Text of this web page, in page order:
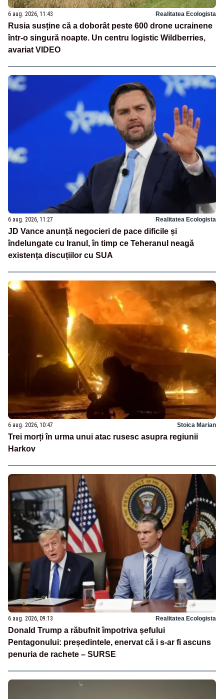
6 aug. 2026, 11:43 Realitatea Ecologista
Rusia susține că a doborât peste 600 drone ucrainene
într-o singură noapte. Un centru logistic Wildberries,
avariat VIDEO
6 aug. 2026, 11:27 Realitatea Ecologista
JD Vance anunță negocieri de pace dificile și
îndelungate cu Iranul, în timp ce Teheranul neagă
existența discuțiilor cu SUA
6 aug. 2026, 10:47 Stoica Marian
Trei morți în urma unui atac rusesc asupra regiunii
Harkov
6 aug. 2026, 09:13 Realitatea Ecologista
Donald Trump a răbufnit împotriva șefului
Pentagonului: președintele, enervat că i s-ar fi ascuns
penuria de rachete – SURSE